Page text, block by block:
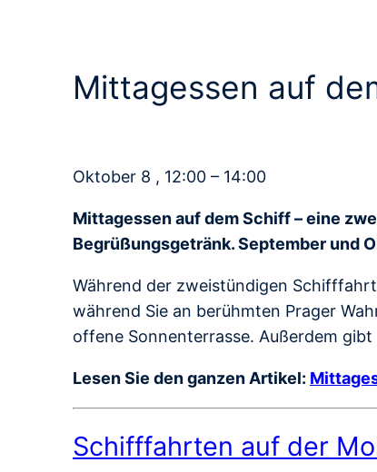
Mittagessen auf
Oktober 8 , 12:00 – 14:00
Mittagessen auf dem Schiff – eine
Begrüßungsgetränk. September und
Während der zweistündigen
während Sie an berühmten Prager
offene Sonnenterrasse. Außerdem gibt
Lesen Sie den ganzen Artikel:
Schifffahrten auf der